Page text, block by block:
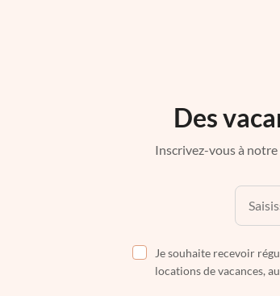
Des
Inscrivez-vous à
Je souhaite recevoir
locations de vacances,